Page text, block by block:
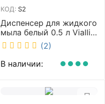
КОД: S2
Диспенсер для жидкого
мыла белый 0.5 л Vialli
S2
(2)
В наличии: